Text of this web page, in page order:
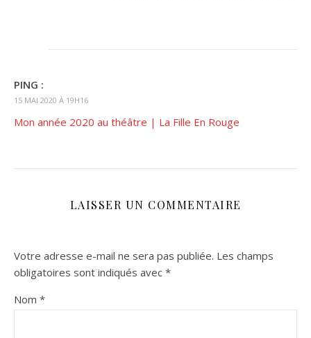
PING :
15 MAI 2020 À 19H16
Mon année 2020 au théâtre | La Fille En Rouge
LAISSER UN COMMENTAIRE
Votre adresse e-mail ne sera pas publiée. Les champs
obligatoires sont indiqués avec *
Nom *